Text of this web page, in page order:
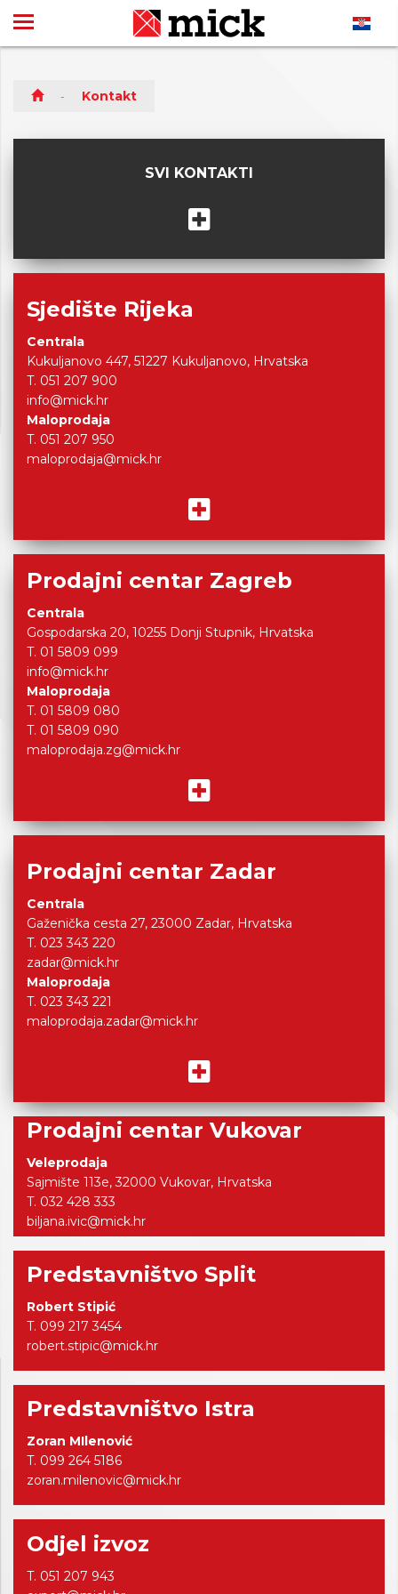
Kontakt
SVI KONTAKTI
Sjedište Rijeka
Centrala
Kukuljanovo 447, 51227 Kukuljanovo, Hrvatska
T. 051 207 900
info@mick.hr
Maloprodaja
T. 051 207 950
maloprodaja@mick.hr
Prodajni centar Zagreb
Centrala
Gospodarska 20, 10255 Donji Stupnik, Hrvatska
T. 01 5809 099
info@mick.hr
Maloprodaja
T. 01 5809 080
T. 01 5809 090
maloprodaja.zg@mick.hr
Prodajni centar Zadar
Centrala
Gaženička cesta 27, 23000 Zadar, Hrvatska
T. 023 343 220
zadar@mick.hr
Maloprodaja
T. 023 343 221
maloprodaja.zadar@mick.hr
Prodajni centar Vukovar
Veleprodaja
Sajmište 113e, 32000 Vukovar, Hrvatska
T. 032 428 333
biljana.ivic@mick.hr
Predstavništvo Split
Robert Stipić
T. 099 217 3454
robert.stipic@mick.hr
Predstavništvo Istra
Zoran MIlenović
T. 099 264 5186
zoran.milenovic@mick.hr
Odjel izvoz
T. 051 207 943